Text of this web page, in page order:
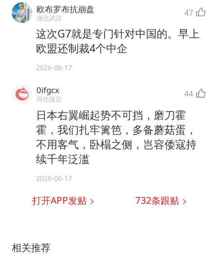
欧布罗布抗崩盘
湖北武汉 47
这次G7就是专门针对中国的。早上
欧盟还制裁4个中企
2026-06-17
0ifgcx
河北保定 44
日本右翼崛起势不可挡，磨刀霍
霍，我们扎牢篱笆，多备蘑菇蛋，
不用客气，卧榻之侧，岂容倭寇持
续千年泛滥
2026-06-17
打开APP发贴 732条跟贴
相关推荐